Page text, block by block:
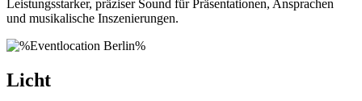
Leistungsstarker, präziser Sound für Präsentationen, Ansprachen
und musikalische Inszenierungen.
Licht